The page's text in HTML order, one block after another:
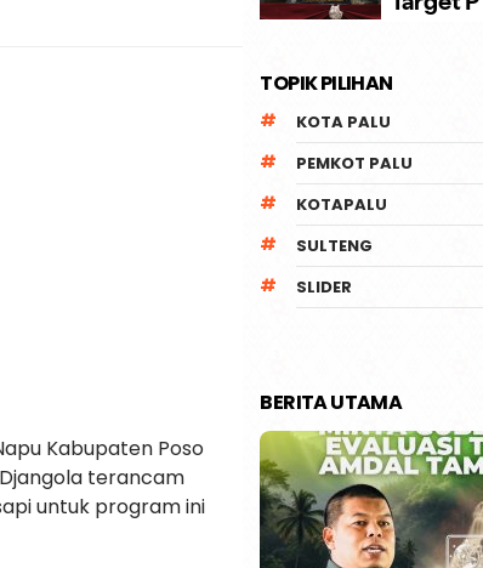
Kabupaten Poso
terancam
untuk program ini
TOPIK PILIHAN
KOTA PALU
PEMKOT PALU
KOTAPALU
SULTENG
SLIDER
BERITA UTAMA